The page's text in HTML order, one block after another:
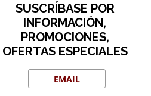
SUSCRÍBASE POR
INFORMACIÓN,
PROMOCIONES,
OFERTAS ESPECIALES